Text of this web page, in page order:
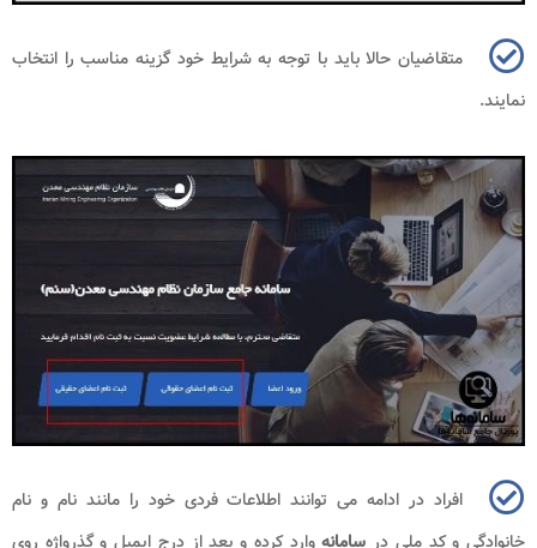
متقاضیان حالا باید با توجه به شرایط خود گزینه مناسب را انتخاب
نمایند.
افراد در ادامه می توانند اطلاعات فردی خود را مانند نام و نام
خانوادگی و کد ملی در سامانهوارد کرده و بعد از درج ایمیل و گذرواژه روی